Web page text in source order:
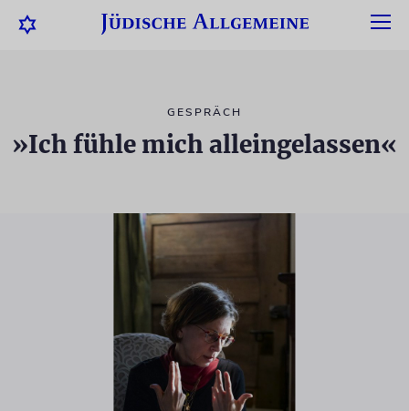
GESPRÄCH
»Ich fühle mich alleingelassen«